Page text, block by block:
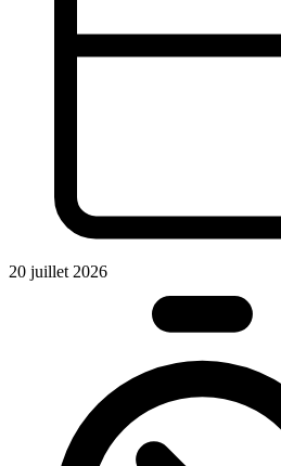
20 juillet 2026